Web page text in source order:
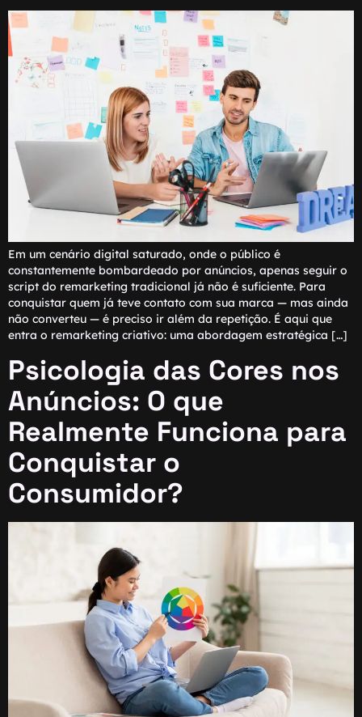
Em um cenário digital saturado, onde o público é
constantemente bombardeado por anúncios, apenas seguir o
script do remarketing tradicional já não é suficiente. Para
conquistar quem já teve contato com sua marca — mas ainda
não converteu — é preciso ir além da repetição. É aqui que
entra o remarketing criativo: uma abordagem estratégica […]
Psicologia das Cores nos
Anúncios: O que
Realmente Funciona para
Conquistar o
Consumidor?